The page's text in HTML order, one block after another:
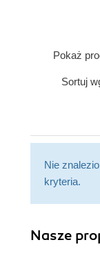
Pokaż
Sortuj
Nie
kryteria.
Nasze